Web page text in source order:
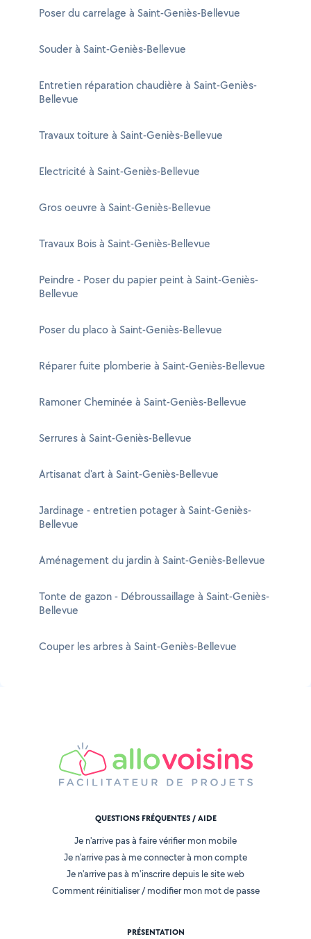
Poser du carrelage à Saint-Geniès-Bellevue
Souder à Saint-Geniès-Bellevue
Entretien réparation chaudière à Saint-Geniès-
Bellevue
Travaux toiture à Saint-Geniès-Bellevue
Electricité à Saint-Geniès-Bellevue
Gros oeuvre à Saint-Geniès-Bellevue
Travaux Bois à Saint-Geniès-Bellevue
Peindre - Poser du papier peint à Saint-Geniès-
Bellevue
Poser du placo à Saint-Geniès-Bellevue
Réparer fuite plomberie à Saint-Geniès-Bellevue
Ramoner Cheminée à Saint-Geniès-Bellevue
Serrures à Saint-Geniès-Bellevue
Artisanat d'art à Saint-Geniès-Bellevue
Jardinage - entretien potager à Saint-Geniès-
Bellevue
Aménagement du jardin à Saint-Geniès-Bellevue
Tonte de gazon - Débroussaillage à Saint-Geniès-
Bellevue
Couper les arbres à Saint-Geniès-Bellevue
QUESTIONS FRÉQUENTES / AIDE
Je n'arrive pas à faire vérifier mon mobile
Je n'arrive pas à me connecter à mon compte
Je n'arrive pas à m'inscrire depuis le site web
Comment réinitialiser / modifier mon mot de passe
PRÉSENTATION